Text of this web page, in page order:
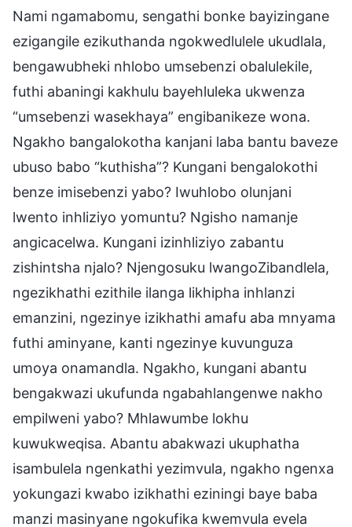
Nami ngamabomu, sengathi bonke bayizingane
ezigangile ezikuthanda ngokwedlulele ukudlala,
bengawubheki nhlobo umsebenzi obalulekile,
futhi abaningi kakhulu bayehluleka ukwenza
“umsebenzi wasekhaya” engibanikeze wona.
Ngakho bangalokotha kanjani laba bantu baveze
ubuso babo “kuthisha”? Kungani bengalokothi
benze imisebenzi yabo? Iwuhlobo olunjani
lwento inhliziyo yomuntu? Ngisho namanje
angicacelwa. Kungani izinhliziyo zabantu
zishintsha njalo? Njengosuku lwangoZibandlela,
ngezikhathi ezithile ilanga likhipha inhlanzi
emanzini, ngezinye izikhathi amafu aba mnyama
futhi aminyane, kanti ngezinye kuvunguza
umoya onamandla. Ngakho, kungani abantu
bengakwazi ukufunda ngabahlangenwe nakho
empilweni yabo? Mhlawumbe lokhu
kuwukweqisa. Abantu abakwazi ukuphatha
isambulela ngenkathi yezimvula, ngakho ngenxa
yokungazi kwabo izikhathi eziningi baye baba
manzi masinyane ngokufika kwemvula evela